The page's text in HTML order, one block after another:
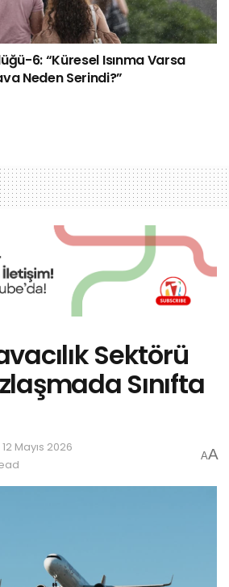
6: “Küresel Isınma Varsa
Neden Serindi?”
Sektörü
Sınıfta
12 Mayıs 2026
AA